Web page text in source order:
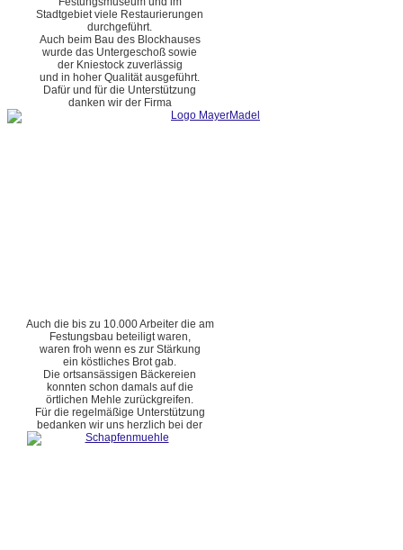
Stadtgebiet viele Restaurierungen
durchgeführt.
Auch beim Bau des Blockhauses
wurde das Untergeschoß sowie
der Kniestock zuverlässig
und in hoher Qualität ausgeführt.
Dafür und für die Unterstützung
danken wir der Firma
Auch die bis zu 10.000 Arbeiter die am
Festungsbau beteiligt waren,
waren froh wenn es zur Stärkung
ein köstliches Brot gab.
Die ortsansässigen Bäckereien
konnten schon damals auf die
örtlichen Mehle zurückgreifen.
Für die regelmäßige Unterstützung
bedanken wir uns herzlich bei der